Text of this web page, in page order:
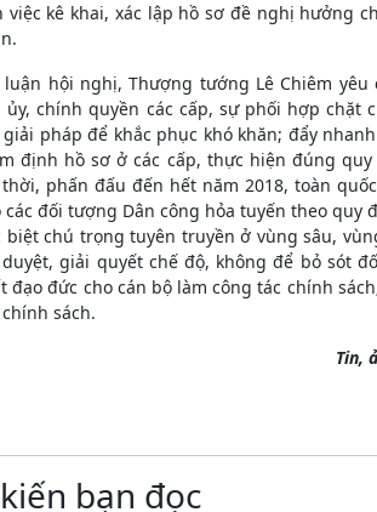
việc kê khai, xác lập hồ sơ đề nghị hưởng
luận hội nghị, Thượng tướng Lê Chiêm
ủy, chính quyền các cấp, sự phối hợp
giải pháp để khắc phục khó khăn; đẩy
định hồ sơ ở các cấp, thực hiện đúng
phấn đấu đến hết năm 2018, toàn
các đối tượng Dân công hỏa tuyến theo quy
biệt chú trọng tuyên truyền ở vùng sâu,
giải quyết chế độ, không để bỏ sót
đạo đức cho cán bộ làm công tác chính
sách.
Tin,
bạn đọc